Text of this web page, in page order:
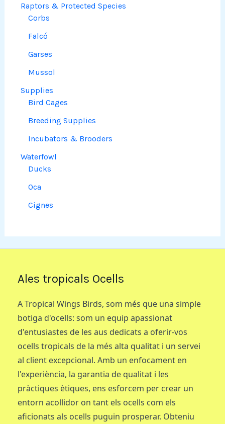
Raptors & Protected Species
Corbs
Falcó
Garses
Mussol
Supplies
Bird Cages
Breeding Supplies
Incubators & Brooders
Waterfowl
Ducks
Oca
Cignes
Ales tropicals Ocells
A Tropical Wings Birds, som més que una simple
botiga d'ocells: som un equip apassionat
d'entusiastes de les aus dedicats a oferir-vos
ocells tropicals de la més alta qualitat i un servei
al client excepcional. Amb un enfocament en
l'experiència, la garantia de qualitat i les
pràctiques ètiques, ens esforcem per crear un
entorn acollidor on tant els ocells com els
aficionats als ocells puguin prosperar. Obteniu